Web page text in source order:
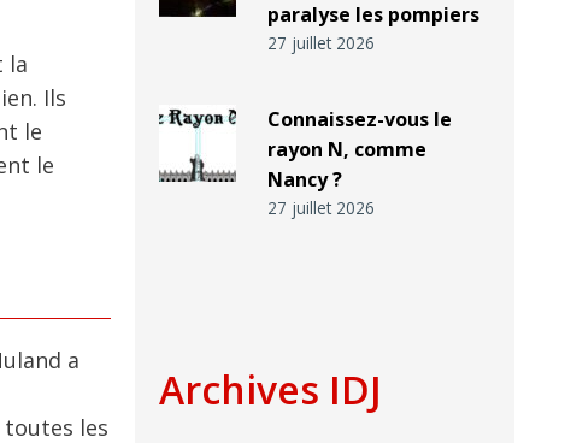
la
Ils
le
le
a
les
paralyse les pompiers
27 juillet 2026
Connaissez-vous le
rayon N, comme
Nancy ?
27 juillet 2026
Archives IDJ